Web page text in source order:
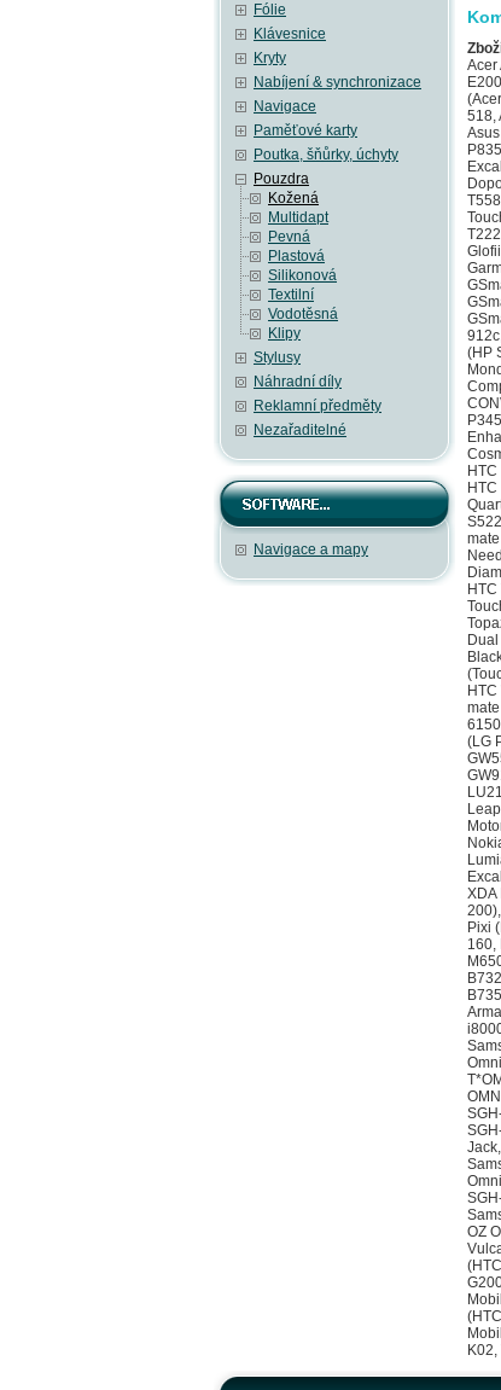
Fólie
Klávesnice
Kryty
Nabíjení & synchronizace
Navigace
Paměťové karty
Poutka, šňůrky, úchyty
Pouzdra
Kožená
Multidapt
Pevná
Plastová
Silikonová
Textilní
Vodotěsná
Klipy
Stylusy
Náhradní díly
Reklamní předměty
Nezařaditelné
Navigace a mapy
Acer
518,
(HP
(LG
XDA
Pixi
160,
OZ